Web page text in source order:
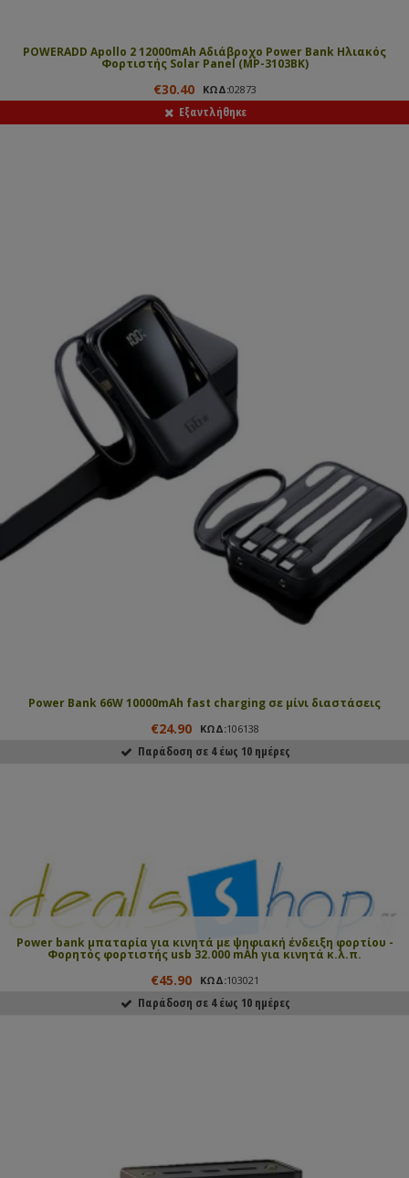
POWERADD Apollo 2 12000mAh Αδιάβροχο Power Bank Ηλιακός
Φορτιστής Solar Panel (MP-3103BK)
€30.40 ΚΩΔ:02873
Eξαντλήθηκε
Power Bank 66W 10000mAh fast charging σε μίνι διαστάσεις
€24.90 ΚΩΔ:106138
Παράδοση σε 4 έως 10 ημέρες
Power bank μπαταρία για κινητά με ψηφιακή ένδειξη φορτίου -
Φορητός φορτιστής usb 32.000 mAh για κινητά κ.λ.π.
€45.90 ΚΩΔ:103021
Παράδοση σε 4 έως 10 ημέρες